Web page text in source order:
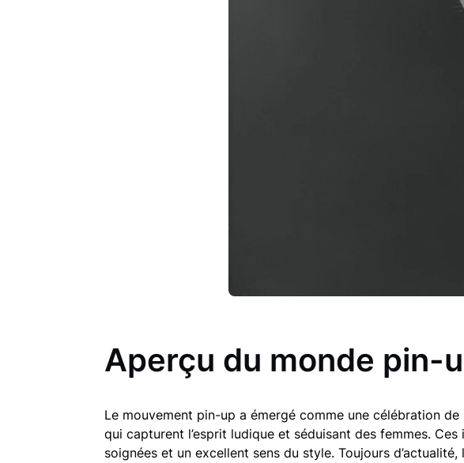
Aperçu du monde pin-
Le mouvement pin-up a émergé comme une célébration
qui capturent l’esprit ludique et séduisant des femmes.
soignées et un excellent sens du style. Toujours